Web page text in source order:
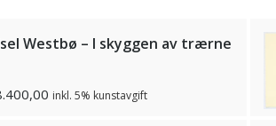
Westbø – I skyggen av trærne
inkl. 5% kunstavgift